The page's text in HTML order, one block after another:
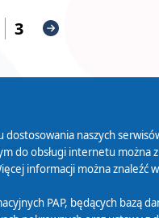
3
DAB+
naszych
do obsługi internetu
informacji można znaleźć
PAP, będących bazą